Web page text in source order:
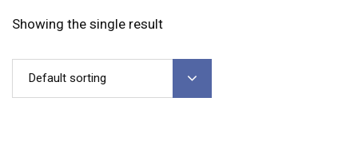
Showing the single result
Default sorting